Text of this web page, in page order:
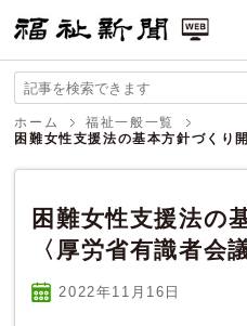
福祉新聞 WEB
ホーム
福祉一般一覧
困難女性支援法の基本方針づくり
困難女性支援法の
〈厚労省有識者会議
2022年11 月 16 日